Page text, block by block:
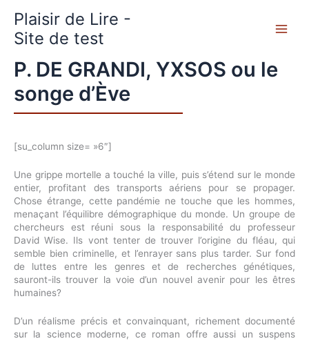
contenu
Plaisir de Lire -
Site de test
P. DE GRANDI, YXSOS ou le
songe d’Ève
[su_column size= »6″]
Une grippe mortelle a touché la ville, puis s’étend sur le monde
entier, profitant des transports aériens pour se propager.
Chose étrange, cette pandémie ne touche que les hommes,
menaçant l’équilibre démographique du monde. Un groupe de
chercheurs est réuni sous la responsabilité du professeur
David Wise. Ils vont tenter de trouver l’origine du fléau, qui
semble bien criminelle, et l’enrayer sans plus tarder. Sur fond
de luttes entre les genres et de recherches génétiques,
sauront-ils trouver la voie d’un nouvel avenir pour les êtres
humaines?
D’un réalisme précis et convainquant, richement documenté
sur la science moderne, ce roman offre aussi un suspens